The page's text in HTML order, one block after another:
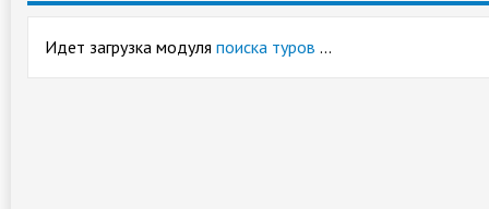
Идет загрузка модуля поиска туров …